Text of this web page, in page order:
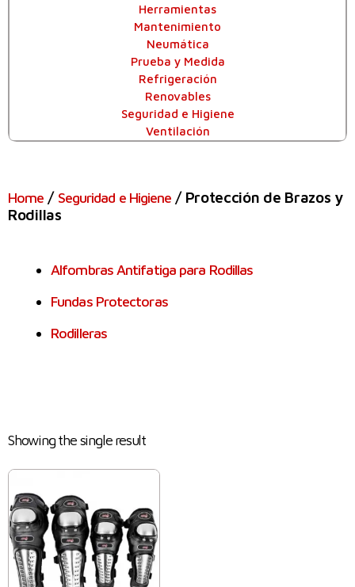
Herramientas
Mantenimiento
Neumática
Prueba y Medida
Refrigeración
Renovables
Seguridad e Higiene
Ventilación
Home / Seguridad e Higiene / Protección de Brazos y
Rodillas
Alfombras Antifatiga para Rodillas
Fundas Protectoras
Rodilleras
Showing the single result